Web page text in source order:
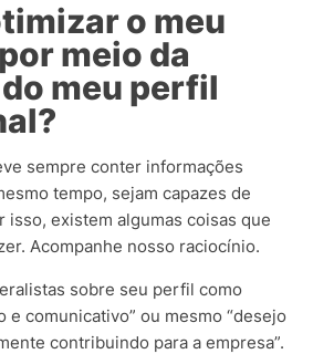
o meu
meio da
meu perfil
sempre conter informações
tempo, sejam capazes de
isso, existem algumas coisas que
Acompanhe nosso raciocínio.
sobre seu perfil como
e comunicativo” ou mesmo “desejo
contribuindo para a empresa”.